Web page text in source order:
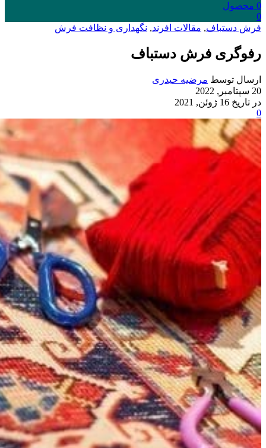
0 محصول
0
فرش دستباف, مقالات افرند, نگهداری و نظافت فرش
رفو‌گری فرش دستباف
ارسال توسط مرضیه حیدری
20 سپتامبر, 2022
در تاریخ 16 ژوئن, 2021
0